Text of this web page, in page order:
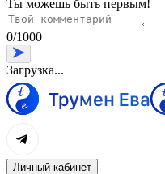
Ты можешь быть первым!
0/1000
Загрузка...
Личный кабинет